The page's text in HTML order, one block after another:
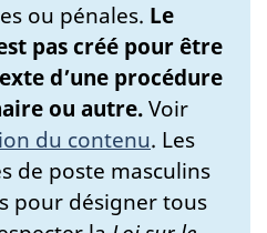
ou pénales. Le
pas créé pour être
d’une procédure
ou autre.Voir
du contenu. Les
de poste masculins
pour désigner tous